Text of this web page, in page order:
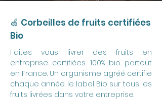
🍏 Corbeilles de fruits certifiées
Bio
Faites vous livrer des fruits en
entreprise certifiées 100% bio partout
en France. Un organisme agréé certifie
chaque année le label Bio sur tous les
fruits livrées dans votre entreprise.